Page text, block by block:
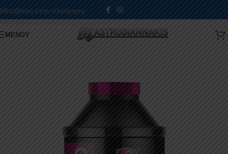
Μετάβαση στην πλοήγηση
Μετάβαση στο κύριο περιεχόμενο
ΜΕΝΟΎ